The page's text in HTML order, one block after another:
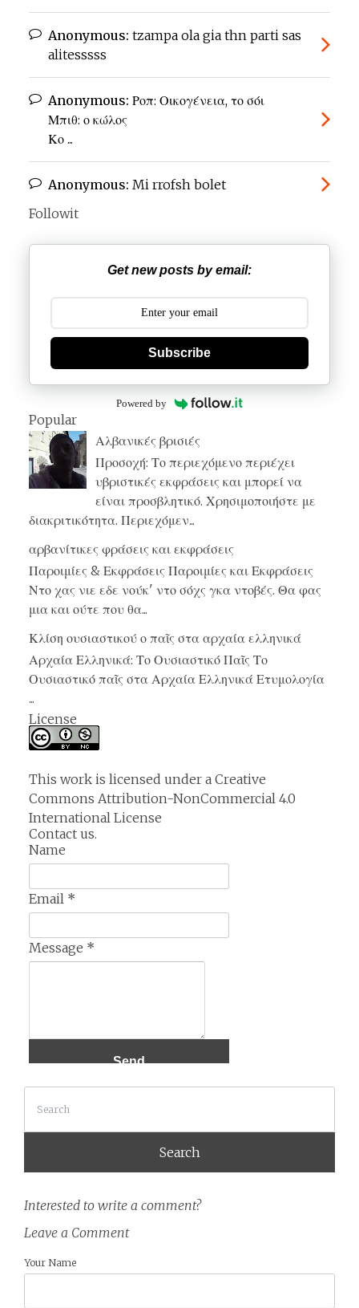
Anonymous: tzampa ola gia thn parti sas
alitesssss
Anonymous: Ροπ: Οικογένεια, το σόι
Μπιθ: ο κώλος
Κο ...
Anonymous: Mi rrofsh bolet
Followit
Get new posts by email:
Subscribe
Powered by
Popular
Αλβανικές βρισιές
Προσοχή: Το περιεχόμενο περιέχει
υβριστικές εκφράσεις και μπορεί να
είναι προσβλητικό. Χρησιμοποιήστε με
διακριτικότητα. Περιεχόμεν...
αρβανίτικες φράσεις και εκφράσεις
Παροιμίες & Εκφράσεις Παροιμίες και Εκφράσεις
Ντο χας νιε εδε νούκ' ντο σόχς γκα ντοβές. Θα φας
μια και ούτε που θα...
Κλίση ουσιαστικού ο παῖς στα αρχαία ελληνικά
Αρχαία Ελληνικά: Το Ουσιαστικό Παῖς Το
Ουσιαστικό παῖς στα Αρχαία Ελληνικά Ετυμολογία
...
License
This work is licensed under a Creative
Commons Attribution-NonCommercial 4.0
International License
Contact us.
Name
Email *
Message *
Interested to write a comment?
Leave a Comment
Your Name